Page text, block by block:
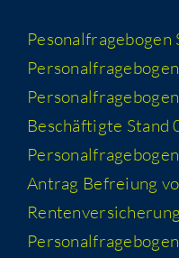
Beschäf­tig­te Stand
Antrag Befrei­ung